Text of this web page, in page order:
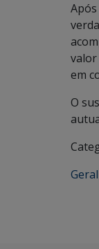
em
O
Geral